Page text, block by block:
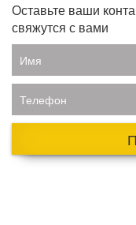
Оставьте ваши
свяжутся с вами
Имя
Телефон